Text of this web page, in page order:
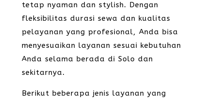
tetap nyaman dan stylish. Dengan
fleksibilitas durasi sewa dan kualitas
pelayanan yang profesional, Anda bisa
menyesuaikan layanan sesuai kebutuhan
Anda selama berada di Solo dan
sekitarnya.
Berikut beberapa jenis layanan yang